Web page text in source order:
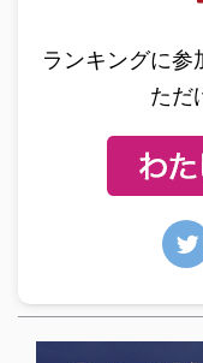
ランキングに
ただ